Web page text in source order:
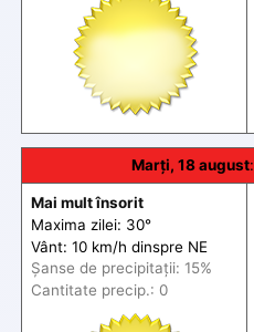
Marți, 18 august:
Mai mult însorit
Maxima zilei: 30°
Vânt: 10 km/h dinspre NE
Șanse de precipitații: 15%
Cantitate precip.: 0